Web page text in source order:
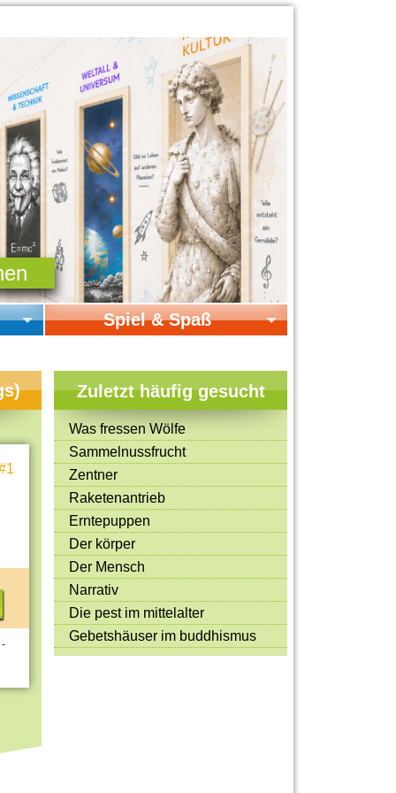
Spiel & Spaß
Online-Spiele
Mitmachen & Kreatives
Bücher & Filme
Quiz-Spiele
Spiele & Ideen
Jugendreporter
Rezeptideen
Game-Tests
Reisen, Events & Sport
E-Cards
-
Zuletzt häufig gesucht
Was fressen Wölfe
Sammelnussfrucht
Zentner
Raketenantrieb
Erntepuppen
Der körper
Der Mensch
Narrativ
Die pest im mittelalter
Gebetshäuser im buddhismus